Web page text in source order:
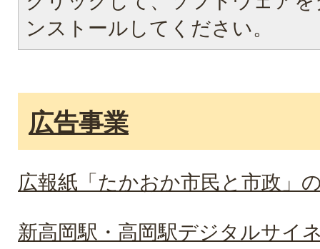
ンストールしてください。
広告事業
広報紙「たかおか市民と市政」
新高岡駅・高岡駅デジタルサイ